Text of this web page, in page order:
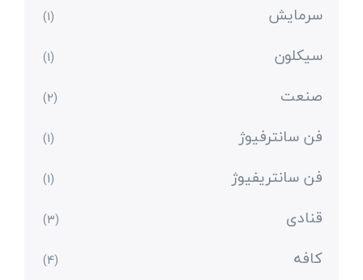
سرمایش (1)
سیکلون (1)
صنعت (2)
فن سانترفیوژ (1)
فن سانتریفیوژ (1)
قنادی (3)
کافه (4)